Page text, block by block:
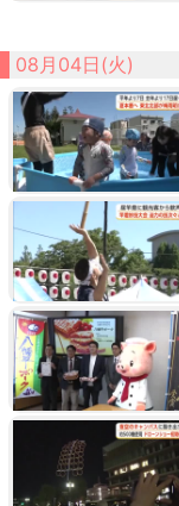
08月04日(火)